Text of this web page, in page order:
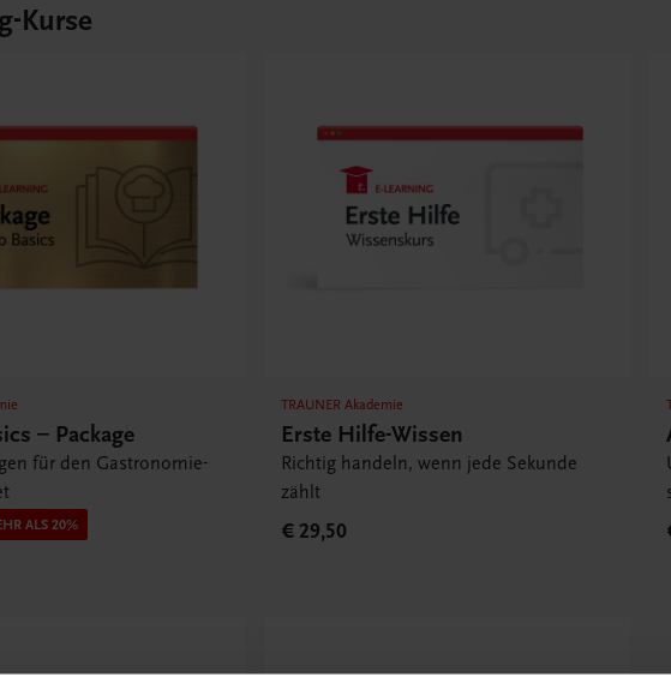
Kurse
– Package
für den Gastronomie-
ALS 20%
TRAUNER Akademie
Erste Hilfe-Wissen
Richtig handeln, wenn jede Sekunde
zählt
€ 29,50